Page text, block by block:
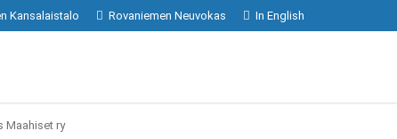
Kansalaistalo Rovaniemen Neuvokas In English
Maahiset ry